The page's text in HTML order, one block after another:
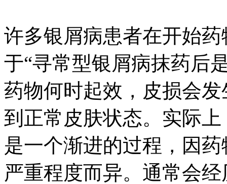
许多银屑病患者在开始
于“寻常型银屑病抹药后
药物何时起效，皮损会
到正常皮肤状态。实际
是一个渐进的过程，因
严重程度而异。通常会